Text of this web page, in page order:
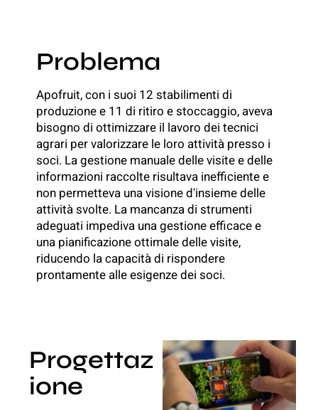
Problema
Apofruit, con i suoi 12 stabilimenti di
produzione e 11 di ritiro e stoccaggio, aveva
bisogno di ottimizzare il lavoro dei tecnici
agrari per valorizzare le loro attività presso i
soci. La gestione manuale delle visite e delle
informazioni raccolte risultava inefficiente e
non permetteva una visione d'insieme delle
attività svolte. La mancanza di strumenti
adeguati impediva una gestione efficace e
una pianificazione ottimale delle visite,
riducendo la capacità di rispondere
prontamente alle esigenze dei soci.
Progettaz
ione